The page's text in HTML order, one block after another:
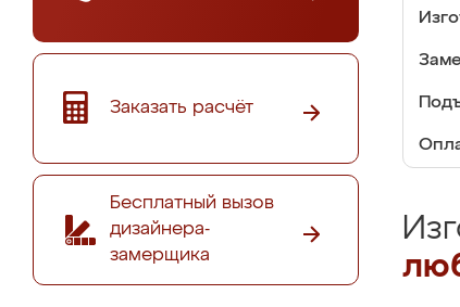
Заказать расчёт
Бесплатный вызов
дизайнера-
замерщика